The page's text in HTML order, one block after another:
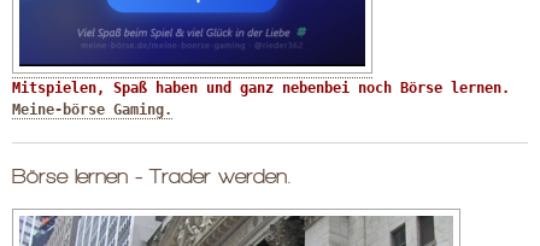
Meine-börse Gaming.
Börse lernen - Trader werden.